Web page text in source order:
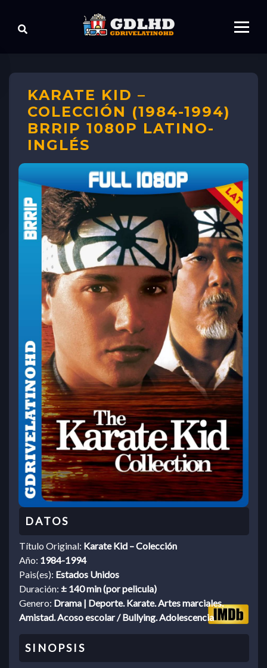
KARATE KID –
COLECCIÓN (1984-1994)
BRRIP 1080P LATINO-
INGLÉS
Título Original: Karate Kid – Colección
Año: 1984-1994
Pais(es): Estados Unidos
Duración: ± 140 min (por pelicula)
Genero: Drama | Deporte. Karate. Artes marciales.
Amistad. Acoso escolar / Bullying. Adolescencia